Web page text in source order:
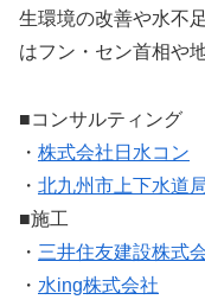
生環境の改善や水不
はフン・セン首相や
■コンサルティング
・ 株式会社日水コン
・ 北九州市上下水道
■施工
・ 三井住友建設株式
・ 水ing株式会社